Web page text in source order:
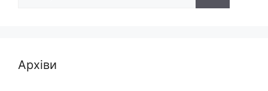
Архіви